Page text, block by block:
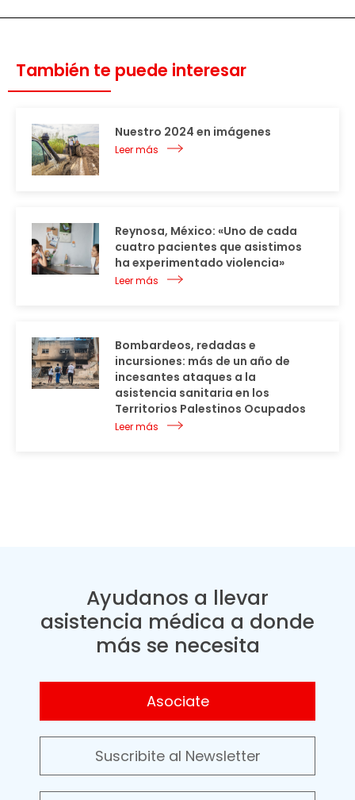
También te puede interesar
Nuestro 2024 en imágenes
Leer más
Reynosa, México: «Uno de cada
cuatro pacientes que asistimos
ha experimentado violencia»
Leer más
Bombardeos, redadas e
incursiones: más de un año de
incesantes ataques a la
asistencia sanitaria en los
Territorios Palestinos Ocupados
Leer más
Ayudanos a llevar
asistencia médica a donde
más se necesita
Asociate
Suscribite al Newsletter